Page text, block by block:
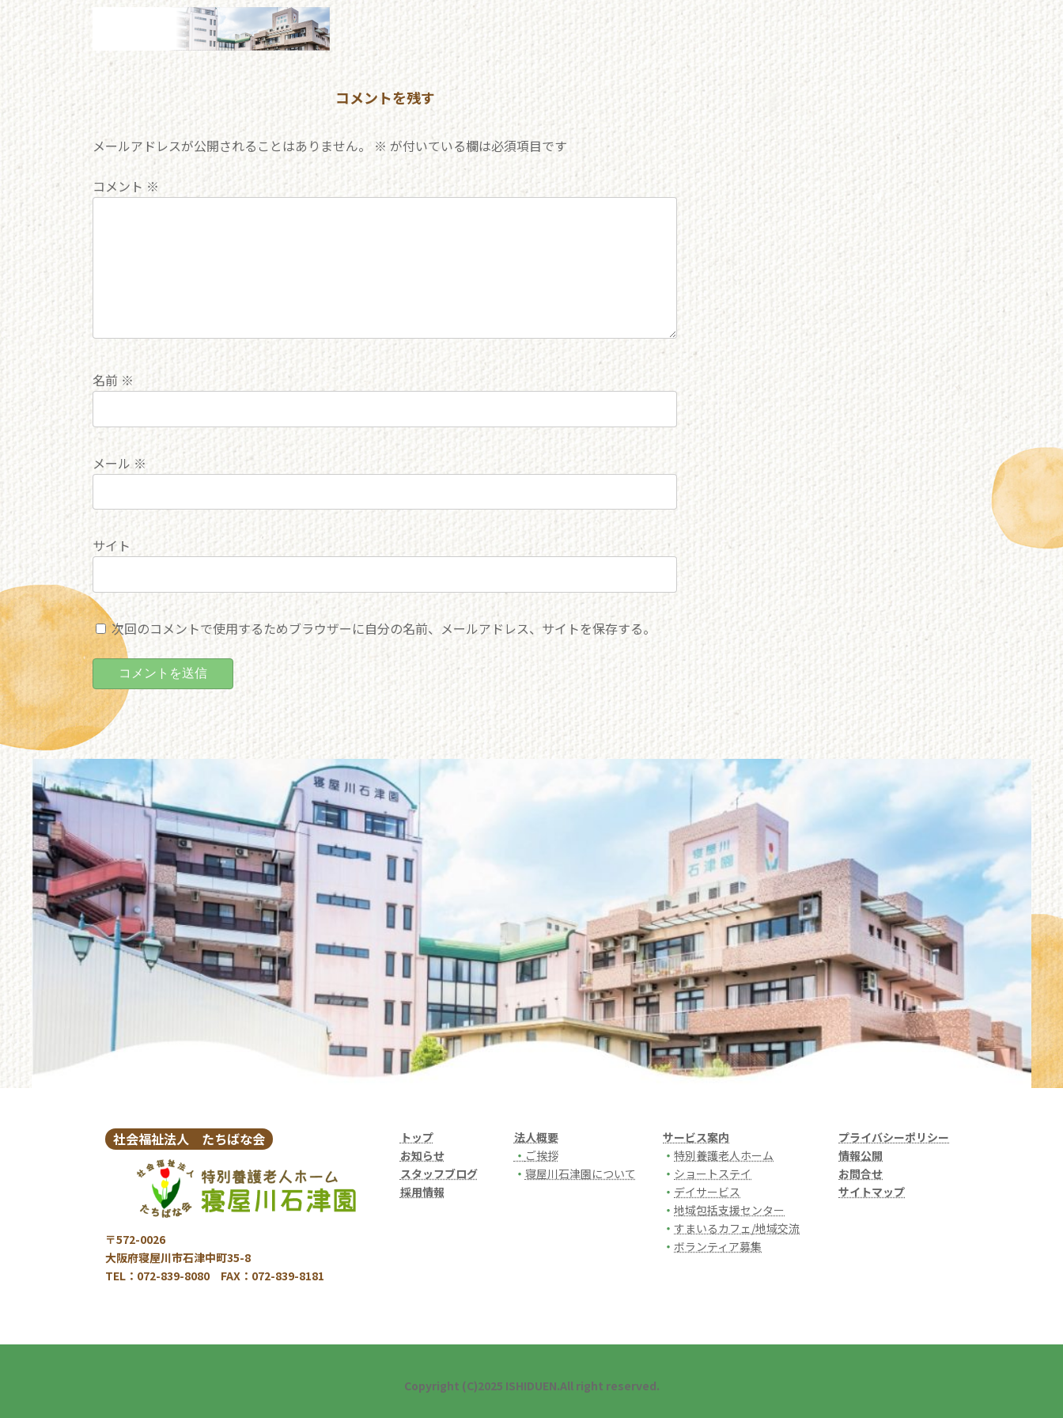
新
日
時
コメントを残す
メールアドレスが公開されることはありません。 ※ が付いている欄は必須項目です
コメント ※
名前 ※
メール※
サイト
次回のコメントで使用するためブラウザーに自分の名前、メールアドレス、サイトを保存する。
社会福祉法人 たちばな会
〒572-0026
大阪府寝屋川市石津中町35-8
TEL：072-839-8080 FAX：072-839-8181
トップ
お知らせ
スタッフブログ
採用情報
法人概要
・ ご挨拶
・ 寝屋川石津園について
サービス案内
・特別養護老人ホーム
・ ショートステイ
・ デイサービス
・地域包括支援センター
・すまいるカフェ/地域交流
・ボランティア募集
プライバシーポリシー
情報公開
お問合せ
サイトマップ
Copyright (C)2025 ISHIDUEN.All right reserved.